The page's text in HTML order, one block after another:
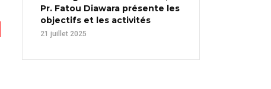
Pr. Fatou Diawara présente les
objectifs et les activités
21 juillet 2025